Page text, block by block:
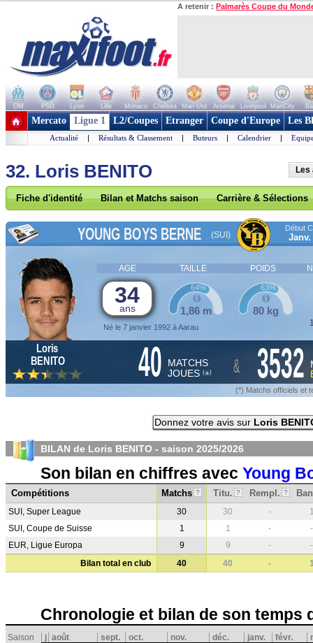
A retenir : Palmarès Coupe du
OM PSG Lyon Lille Monaco Chelsea Man Utd Arsenal Liverpool ManCity
+ de clubs
Mercato Ligue 1 L2/Coupes Etranger Coupe d'Europe Les
Actualité | Résultats & Classement | Buteurs | Calendrier |
32. Loris BENITO Les
Fiche d'identité Bilan et Matchs saison Carrière & Sélections
YOUNG BOYS BERNE (SUI)
Début
Janv.
AGE TAILLE POIDS
34
ans
Né le 7 janvier 1992 à Aarau
1,86 m
64%
80 kg
63%
Loris
BENITO
40 MATCHS
JOUES (*) & 3532
(*) Matchs officiels et
Donnez votre avis sur Loris
BILAN de Loris BENITO - saison 2025/2026
Son bilan en chiffres avec Young
Compétitions Matchs ? Titu. ? Rempl. ?
SUI, Super League 30 30 -
SUI, Coupe de Suisse
1 1 -
-
EUR, Ligue Europa
9 9 -
-
Bilan total en club
40 40 -
Chronologie et bilan de son temps
Saison j août sept. oct. nov. déc. janv. févr.